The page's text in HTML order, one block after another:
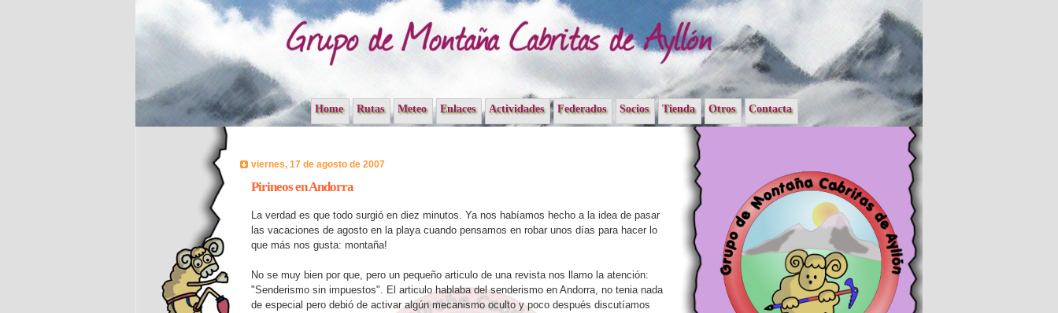
Home Rutas Meteo Enlaces Actividades Federados Socios Tienda Otros Contacta
viernes, 17 de agosto de 2007
Pirineos en Andorra
La verdad es que todo surgió en diez minutos. Ya nos habíamos hecho a la idea de pasar
las vacaciones de agosto en la playa cuando pensamos en robar unos días para hacer lo
que más nos gusta: montaña!
No se muy bien por que, pero un pequeño articulo de una revista nos llamo la atención:
"Senderismo sin impuestos". El articulo hablaba del senderismo en Andorra, no tenia nada
de especial pero debió de activar algún mecanismo oculto y poco después discutíamos